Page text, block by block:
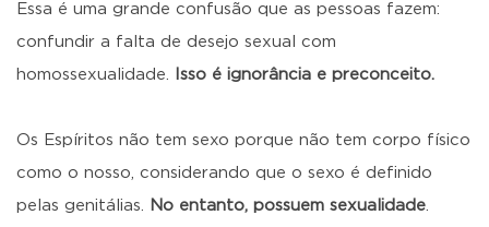
Essa é uma grande confusão que as pessoas fazem:
confundir a falta de desejo sexual com
homossexualidade.
Isso é ignorância e preconceito.
Os Espíritos não tem sexo porque não tem corpo físico
como o nosso, considerando que o sexo é definido
pelas genitálias. No entanto, possuem sexualidade.